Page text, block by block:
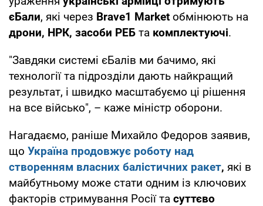
єБали, які через Brave1 Market обмінюють на
дрони, НРК, засоби РЕБ та комплектуючі.
"Завдяки системі єБалів ми бачимо, які
технології та підрозділи дають найкращий
результат, і швидко масштабуємо ці рішення
на все військо", – каже міністр оборони.
Нагадаємо, раніше Михайло Федоров заявив,
що Україна продовжує роботу над
створенням власних балістичних ракет, які в
майбутньому може стати одним із ключових
факторів стримування Росії та суттєво